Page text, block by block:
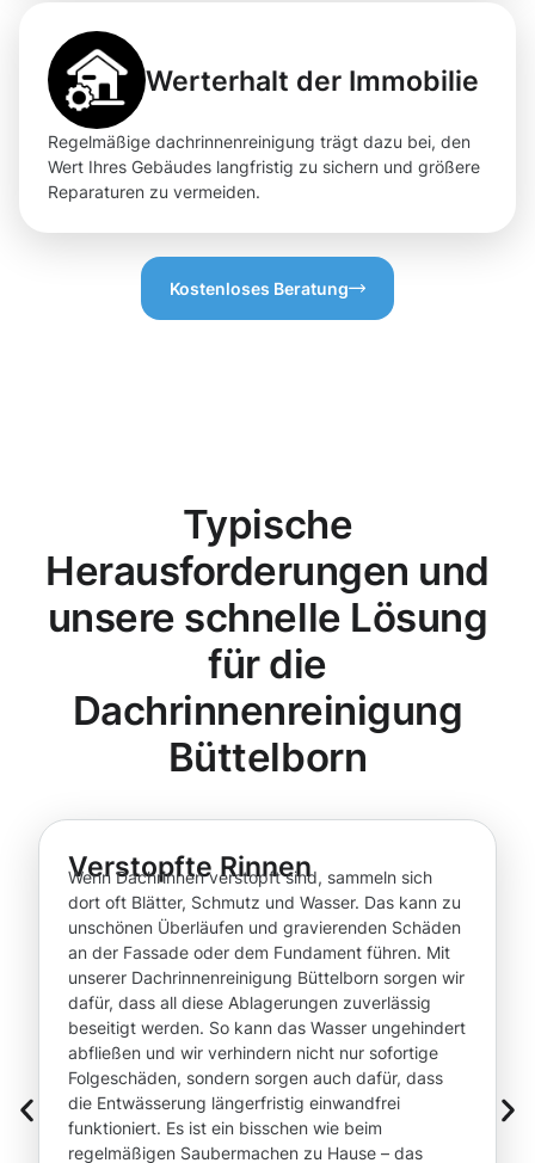
Werterhalt der Immobilie
Regelmäßige dachrinnenreinigung trägt dazu bei, den
Wert Ihres Gebäudes langfristig zu sichern und größere
Reparaturen zu vermeiden.
Kostenloses Beratung
Typische
Herausforderungen und
unsere schnelle Lösung
für die
Dachrinnenreinigung
Büttelborn
Verstopfte Rinnen
Wenn Dachrinnen verstopft sind, sammeln sich
dort oft Blätter, Schmutz und Wasser. Das kann zu
unschönen Überläufen und gravierenden Schäden
an der Fassade oder dem Fundament führen. Mit
unserer Dachrinnenreinigung Büttelborn sorgen wir
dafür, dass all diese Ablagerungen zuverlässig
beseitigt werden. So kann das Wasser ungehindert
abfließen und wir verhindern nicht nur sofortige
Folgeschäden, sondern sorgen auch dafür, dass
die Entwässerung längerfristig einwandfrei
funktioniert. Es ist ein bisschen wie beim
regelmäßigen Saubermachen zu Hause – das